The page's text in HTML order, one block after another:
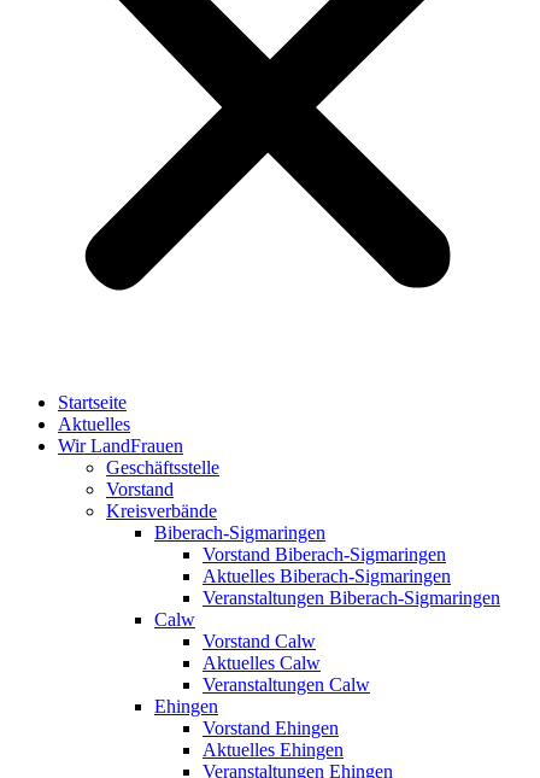
Startseite
Aktuelles
Wir LandFrauen
Geschäftsstelle
Vorstand
Kreisverbände
Biberach-Sigmaringen
Vorstand Biberach-Sigmaringen
Aktuelles Biberach-Sigmaringen
Veranstaltungen Biberach-Sigmaringen
Calw
Vorstand Calw
Aktuelles Calw
Veranstaltungen Calw
Ehingen
Vorstand Ehingen
Aktuelles Ehingen
Veranstaltungen Ehingen